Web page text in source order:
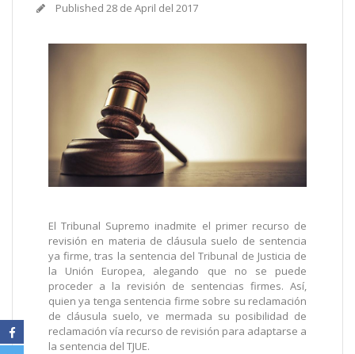
Published 28 de April del 2017
El Tribunal Supremo inadmite el primer recurso de
revisión en materia de cláusula suelo de sentencia
ya firme, tras la sentencia del Tribunal de Justicia de
la Unión Europea, alegando que no se puede
proceder a la revisión de sentencias firmes. Así,
quien ya tenga sentencia firme sobre su reclamación
de cláusula suelo, ve mermada su posibilidad de
reclamación vía recurso de revisión para adaptarse a
la sentencia del TJUE.